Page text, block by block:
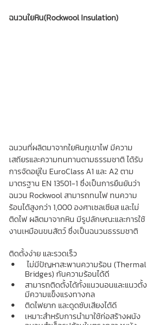
ฉนวนใยหิน(Rockwool Insulation)
ฉนวนที่ผลิตมาจากใยหินภูเขาไฟ มีความ
เสถียรและความทนทานตามธรรมชาติ ได้รับ
การจัดอยู่ใน EuroClass A1 และ A2 ตาม
มาตรฐาน EN 13501-1 ซึ่งเป็นการยืนยันว่า
ฉนวน Rockwool สามารถทนไฟ ทนความ
ร้อนได้สูงกว่า 1,000 องศาเซลเซียส และไม่
ติดไฟ ผลิตมาจากหิน มีรูปลักษณะและการใช้
งานเหมือนขนสัตว์ ซึ่งเป็นฉนวนธรรมชาติ
ติดตั้งง่าย และรวดเร็ว
Bridges) กันความร้อนได้ดี
สามารถติดตั้งได้ทั้งแนวนอนและแนวตั้ง
มีความแข็งแรงทางกล
ติดไฟยาก และดูดซับเสียงได้ดี
เหมาะสำหรับการนำมาใช้ก่อสร้างผนัง